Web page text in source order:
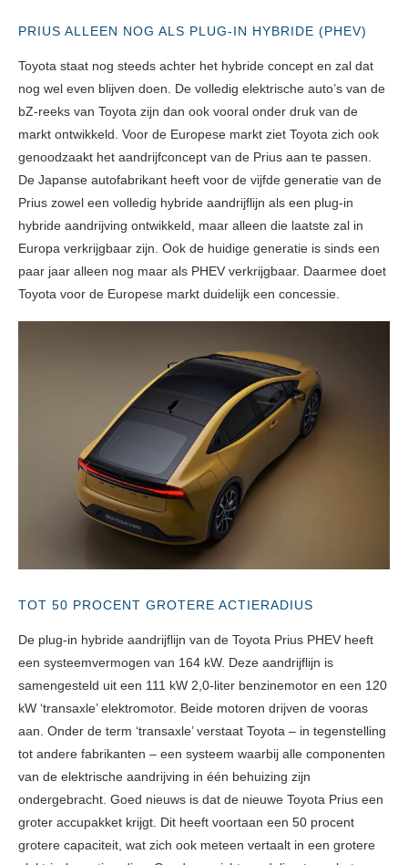
PRIUS ALLEEN NOG ALS PLUG-IN HYBRIDE (PHEV)
Toyota staat nog steeds achter het hybride concept en zal dat
nog wel even blijven doen. De volledig elektrische auto’s van de
bZ-reeks van Toyota zijn dan ook vooral onder druk van de
markt ontwikkeld. Voor de Europese markt ziet Toyota zich ook
genoodzaakt het aandrijfconcept van de Prius aan te passen.
De Japanse autofabrikant heeft voor de vijfde generatie van de
Prius zowel een volledig hybride aandrijflijn als een plug-in
hybride aandrijving ontwikkeld, maar alleen die laatste zal in
Europa verkrijgbaar zijn. Ook de huidige generatie is sinds een
paar jaar alleen nog maar als PHEV verkrijgbaar. Daarmee doet
Toyota voor de Europese markt duidelijk een concessie.
TOT 50 PROCENT GROTERE ACTIERADIUS
De plug-in hybride aandrijflijn van de Toyota Prius PHEV heeft
een systeemvermogen van 164 kW. Deze aandrijflijn is
samengesteld uit een 111 kW 2,0-liter benzinemotor en een 120
kW ‘transaxle’ elektromotor. Beide motoren drijven de vooras
aan. Onder de term ‘transaxle’ verstaat Toyota – in tegenstelling
tot andere fabrikanten – een systeem waarbij alle componenten
van de elektrische aandrijving in één behuizing zijn
ondergebracht. Goed nieuws is dat de nieuwe Toyota Prius een
groter accupakket krijgt. Dit heeft voortaan een 50 procent
grotere capaciteit, wat zich ook meteen vertaalt in een grotere